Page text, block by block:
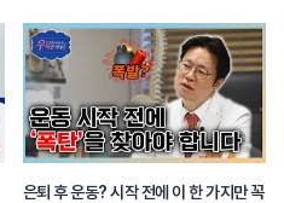
은퇴 후 운동? 시작 전에 이 한 가지만 꼭